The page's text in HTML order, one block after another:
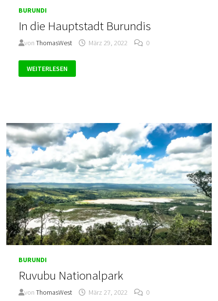
BURUNDI
In die Hauptstadt Burundis
vonThomasWest März 29, 2022 0
DIE
HAUPTSTADT
WEITERLESEN
BURUNDI
Ruvubu Nationalpark
vonThomasWest März 27, 2022 0